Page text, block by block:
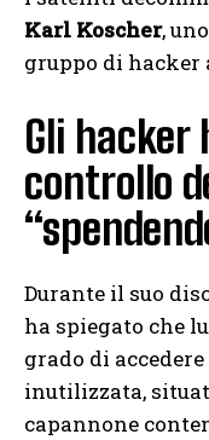
Karl Koscher,
gruppo di hacker
Gli hacker
controllo
Durante il suo
ha spiegato che
grado di
inutilizzata,
capannone